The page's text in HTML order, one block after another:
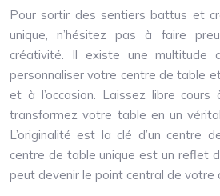
Pour sortir des sentiers battus et
unique, n’hésitez pas à faire
créativité. Il existe une multitude
personnaliser votre centre de table
et à l’occasion. Laissez libre
transformez votre table en un
L’originalité est la clé d’un centre
centre de table unique est un reflet
peut devenir le point central de votre